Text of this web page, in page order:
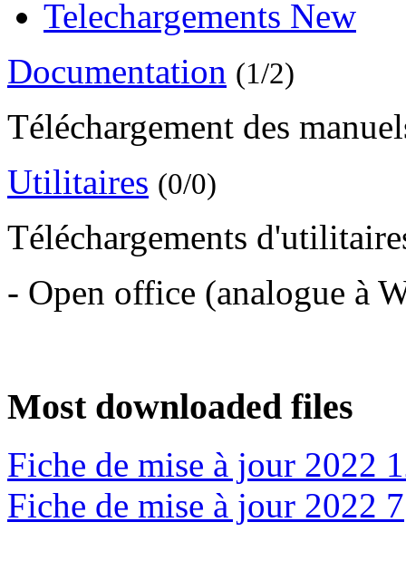
Telechargements New
Documentation (1/2)
Téléchargement des
Utilitaires (0/0)
Téléchargements
- Open office (analogue à
Most downloaded files
Fiche de mise à jour 2022
Fiche de mise à jour 2022 7